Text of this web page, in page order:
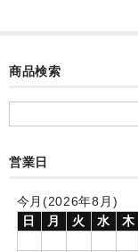
お絵かきギャラリー
卒園DVDアルバム
卒業記念品
商品検索
営業日
今月(2026年8月)
日
月 火 水 木